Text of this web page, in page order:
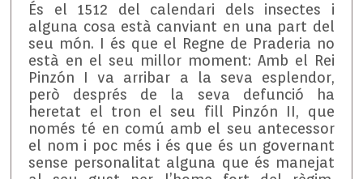
És el 1512 del calendari dels insectes i
alguna cosa està canviant en una part del
seu món. I és que el Regne de Praderia no
està en el seu millor moment: Amb el Rei
Pinzón I va arribar a la seva esplendor,
però després de la seva defunció ha
heretat el tron el seu fill Pinzón II, que
només té en comú amb el seu antecessor
el nom i poc més i és que és un governant
sense personalitat alguna que és manejat